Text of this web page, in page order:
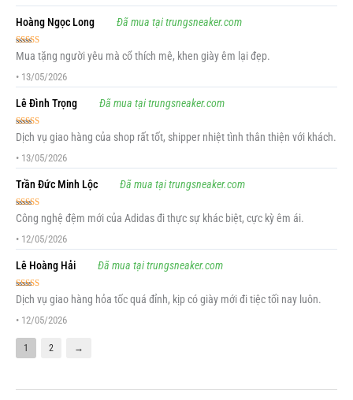
Hoàng Ngọc Long Đã mua tại trungsneaker.com
Được xếp
hạng 55 sao
Mua tặng người yêu mà cổ thích mê, khen giày êm lại đẹp.
• 13/05/2026
Lê Đình Trọng Đã mua tại trungsneaker.com
Được xếp
hạng 5 5 sao
Dịch vụ giao hàng của shop rất tốt, shipper nhiệt tình thân thiện với khách.
• 13/05/2026
Trần Đức Minh Lộc Đã mua tại trungsneaker.com
Được xếp
hạng5 5 sao
Công nghệ đệm mới của Adidas đi thực sự khác biệt, cực kỳ êm ái.
• 12/05/2026
Lê Hoàng Hải Đã mua tại trungsneaker.com
Được xếp
hạng 5 5 sao
Dịch vụ giao hàng hỏa tốc quá đỉnh, kịp có giày mới đi tiệc tối nay luôn.
• 12/05/2026
1 2 →